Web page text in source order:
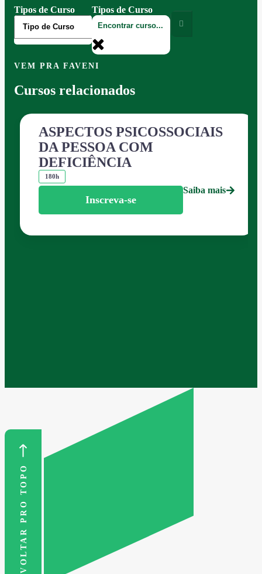
Tipos de Curso
Tipos de Curso
VEM PRA FAVENI
Cursos relacionados
ASPECTOS PSICOSSOCIAIS
DA PESSOA COM
DEFICIÊNCIA
180h
Inscreva-se
Saiba mais
VOLTAR PRO TOPO